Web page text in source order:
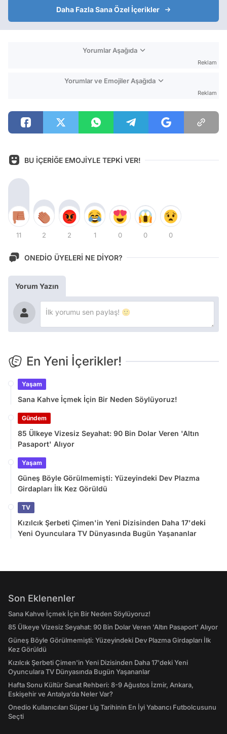
Daha Fazla Sana Özel İçerikler
Yorumlar Aşağıda
Reklam
Yorumlar ve Emojiler Aşağıda
Reklam
BU İÇERİĞE EMOJİYLE TEPKİ VER!
11 2 2 1 0 0 0
ONEDİO ÜYELERİ NE DİYOR?
Yorum Yazın
En Yeni İçerikler!
Yaşam
Sana Kahve İçmek İçin Bir Neden Söylüyoruz!
Gündem
85 Ülkeye Vizesiz Seyahat: 90 Bin Dolar Veren 'Altın
Pasaport' Alıyor
Yaşam
Güneş Böyle Görülmemişti: Yüzeyindeki Dev Plazma
Girdapları İlk Kez Görüldü
TV
Kızılcık Şerbeti Çimen'in Yeni Dizisinden Daha 17'deki
Yeni Oyunculara TV Dünyasında Bugün Yaşananlar
Son Eklenenler
Sana Kahve İçmek İçin Bir Neden Söylüyoruz!
85 Ülkeye Vizesiz Seyahat: 90 Bin Dolar Veren 'Altın Pasaport' Alıyor
Güneş Böyle Görülmemişti: Yüzeyindeki Dev Plazma Girdapları İlk
Kez Görüldü
Kızılcık Şerbeti Çimen'in Yeni Dizisinden Daha 17'deki Yeni
Oyunculara TV Dünyasında Bugün Yaşananlar
Hafta Sonu Kültür Sanat Rehberi: 8-9 Ağustos İzmir, Ankara,
Eskişehir ve Antalya’da Neler Var?
Onedio Kullanıcıları Süper Lig Tarihinin En İyi Yabancı Futbolcusunu
Seçti